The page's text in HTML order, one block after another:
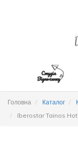
Головна Каталог
Iberostar Tainos